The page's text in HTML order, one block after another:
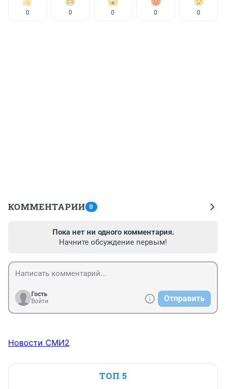
0 0 0 0 0
КОММЕНТАРИИ 0
Пока нет ни одного комментария.
Начните обсуждение первым!
Гость
Войти
Отправить
Новости СМИ2
ТОП 5